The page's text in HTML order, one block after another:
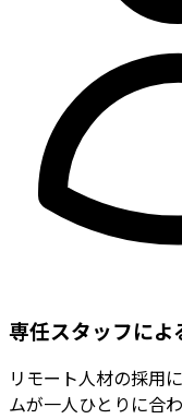
専任スタッフによ
リモート人材の採用
ムが一人ひとりに合